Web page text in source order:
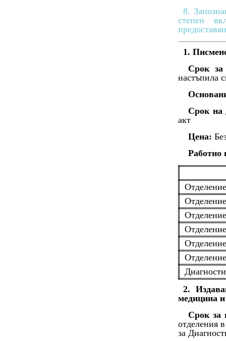
8.
степен
1.
Срок за
настъпила
Срок на
акт
Цена:
Работно
2.
медицина
Срок за
отделения
за